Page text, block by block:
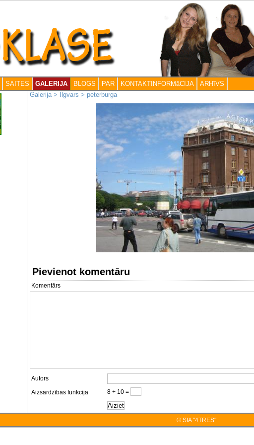
SAITES GALERIJA BLOGS PAR KONTAKTINFORMāCIJA
ARHīVS
Galerija> Ilgvars > peterburga
Pievienot komentāru
Komentārs
Autors
Aizsardzības funkcija
8 + 10 =
© SIA "4TRES"